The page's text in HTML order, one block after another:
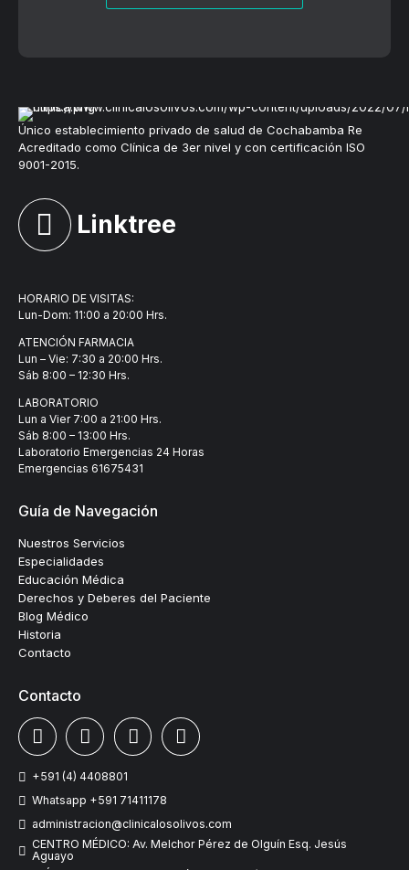
Único establecimiento privado de salud de Cochabamba Re
Acreditado como Clínica de 3er nivel y con certificación ISO
9001-2015.
Linktree
HORARIO DE VISITAS:
Lun-Dom: 11:00 a 20:00 Hrs.
ATENCIÓN FARMACIA
Lun – Vie: 7:30 a 20:00 Hrs.
Sáb 8:00 – 12:30 Hrs.
LABORATORIO
Lun a Vier 7:00 a 21:00 Hrs.
Sáb 8:00 – 13:00 Hrs.
Laboratorio Emergencias 24 Horas
Emergencias 61675431
Guía de Navegación
Nuestros Servicios
Especialidades
Educación Médica
Derechos y Deberes del Paciente
Blog Médico
Historia
Contacto
Contacto
+591 (4) 4408801
Whatsapp +591 71411178
administracion@clinicalosolivos.com
CENTRO MÉDICO: Av. Melchor Pérez de Olguín Esq. Jesús
Aguayo